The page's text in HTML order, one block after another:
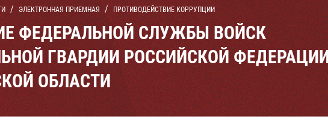
ЭЛЕКТРОННАЯ ПРИЕМНАЯ ПРОТИВОДЕЙСТВИЕ КОРРУПЦИИ
ФЕДЕРАЛЬНОЙ СЛУЖБЫ ВОЙСК
ГВАРДИИ РОССИЙСКОЙ
ОБЛАСТИ